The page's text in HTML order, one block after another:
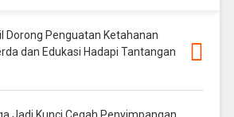
Dorong Penguatan Ketahanan
dan Edukasi Hadapi Tantangan